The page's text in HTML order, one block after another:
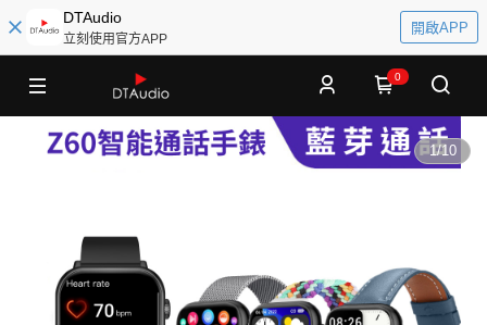
DTAudio
立刻使用官方APP
開啟APP
0
1/10